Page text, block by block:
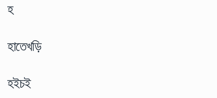
হ
হাতেখড়ি
হইচই